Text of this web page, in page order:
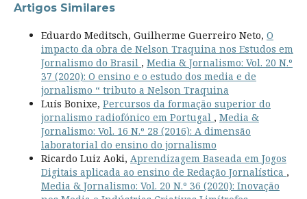
Artigos Similares
Eduardo Meditsch, Guilherme Guerreiro Neto, O
impacto da obra de Nelson Traquina nos Estudos em
Jornalismo do Brasil , Media & Jornalismo: Vol. 20 N.º
37 (2020): O ensino e o estudo dos media e de
jornalismo “ tributo a Nelson Traquina
Luís Bonixe, Percursos da formação superior do
jornalismo radiofónico em Portugal , Media &
Jornalismo: Vol. 16 N.º 28 (2016): A dimensão
laboratorial do ensino do jornalismo
Ricardo Luiz Aoki, Aprendizagem Baseada em Jogos
Digitais aplicada ao ensino de Redação Jornalística ,
Media & Jornalismo: Vol. 20 N.º 36 (2020): Inovação